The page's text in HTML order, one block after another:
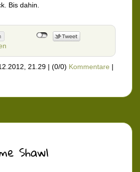
Bis dahin.
21.29 | (0/0) Kommentare |
Shawl